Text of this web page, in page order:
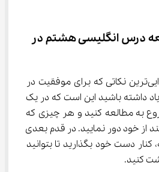
درس انگلیسی هشتم در
یکی از مهم‌ترین و ابتدایی‌ترین نکاتی که برای موفقیت در
به یاد داشته باشید این است که در یک
به مطالعه کنید و هر چیزی که
شما را پرت می‌کند از خود دور نمایید. در قدم بعدی
کنار دست خود بگذارید تا بتوانید
کنید.